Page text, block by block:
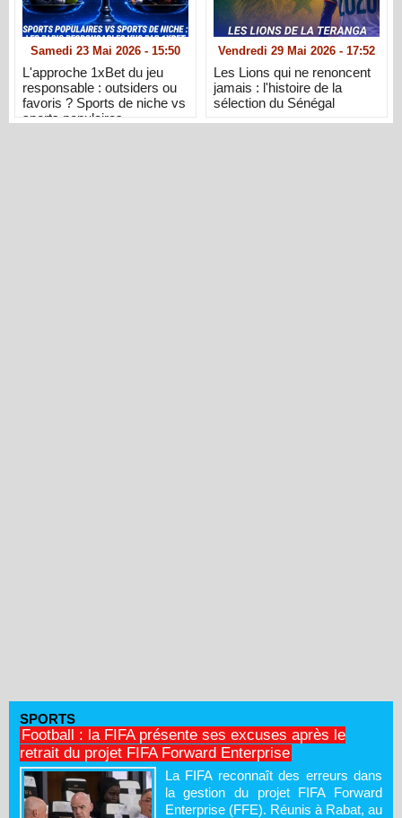
Samedi 23 Mai 2026 - 15:50
L'approche 1xBet du jeu
responsable : outsiders ou
favoris ? Sports de niche vs
sports populaires
Vendredi 29 Mai 2026 - 17:52
Les Lions qui ne renoncent
jamais : l'histoire de la
sélection du Sénégal
SPORTS
Football : la FIFA présente ses excuses après le
retrait du projet FIFA Forward Enterprise
La FIFA reconnaît des erreurs dans
la gestion du projet FIFA Forward
Enterprise (FFE). Réunis à Rabat, au